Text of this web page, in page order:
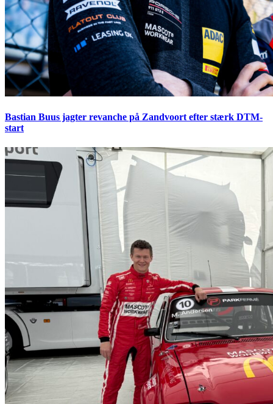
Bastian Buus jagter revanche på Zandvoort efter stærk DTM-
start